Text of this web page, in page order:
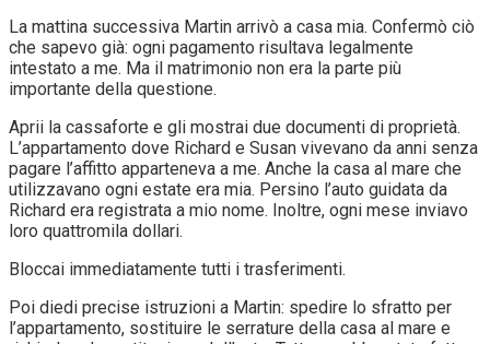
La mattina successiva Martin arrivò a casa mia. Confermò ciò
che sapevo già: ogni pagamento risultava legalmente
intestato a me. Ma il matrimonio non era la parte più
importante della questione.
Aprii la cassaforte e gli mostrai due documenti di proprietà.
L’appartamento dove Richard e Susan vivevano da anni senza
pagare l’affitto apparteneva a me. Anche la casa al mare che
utilizzavano ogni estate era mia. Persino l’auto guidata da
Richard era registrata a mio nome. Inoltre, ogni mese inviavo
loro quattromila dollari.
Bloccai immediatamente tutti i trasferimenti.
Poi diedi precise istruzioni a Martin: spedire lo sfratto per
l’appartamento, sostituire le serrature della casa al mare e